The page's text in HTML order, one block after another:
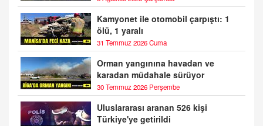
Kamyonet ile otomobil çarpıştı: 1
ölü, 1 yaralı
31 Temmuz 2026 Cuma
Orman yangınına havadan ve
karadan müdahale sürüyor
30 Temmuz 2026 Perşembe
Uluslararası aranan 526 kişi
Türkiye'ye getirildi